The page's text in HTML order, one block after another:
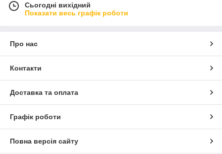
Сьогодні вихідний
Показати весь графік роботи
Про нас
Контакти
Доставка та оплата
Графік роботи
Повна версія сайту